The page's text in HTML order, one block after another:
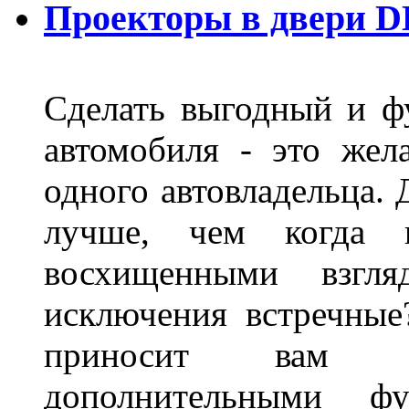
Проекторы в двери
Сделать выгодный и
автомобиля - это
одного
лучше, чем когда
восхищенными
исключения
приносит вам
дополнительными